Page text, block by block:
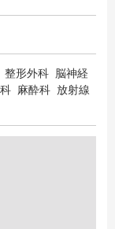
形外科 脳神経
麻酔科 放射線